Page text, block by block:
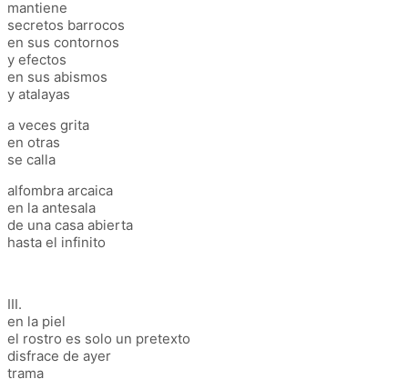
mantiene
secretos barrocos
en sus contornos
y efectos
en sus abismos
y atalayas
a veces grita
en otras
se calla
alfombra arcaica
en la antesala
de una casa abierta
hasta el infinito
III.
en la piel
el rostro es solo un pretexto
disfrace de ayer
trama